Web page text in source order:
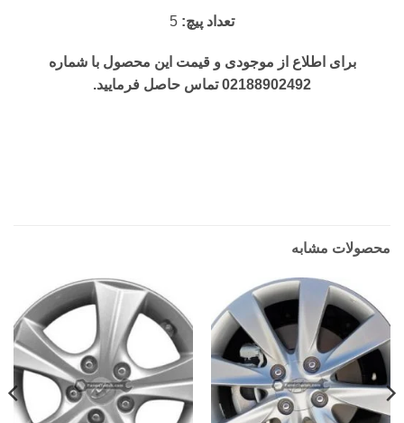
تعداد پیچ:
برای اطلاع از موجودی و قیمت این محصول با شماره
02188902492 تماس حاصل فرمایید.
محصولات مشابه